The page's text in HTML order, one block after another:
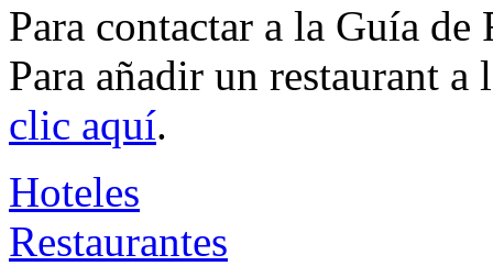
Para contactar a la Guía de
Para añadir un restaurant
clic aquí.
Hoteles
Restaurantes